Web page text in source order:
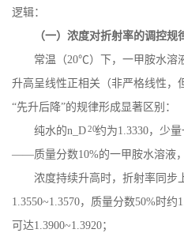
逻辑：
（一）浓度对折射率的调控规
常温（20℃）下，一甲胺水溶
升高呈线性正相关（非严格线性，
“先升后降”的规律形成显著区别：
纯水的n_D20约为1.3330，少
——质量分数10%的一甲胺水溶液，
浓度持续升高时，折射率同步
1.3550~1.3570，质量分数50%时约
可达1.3900~1.3920；